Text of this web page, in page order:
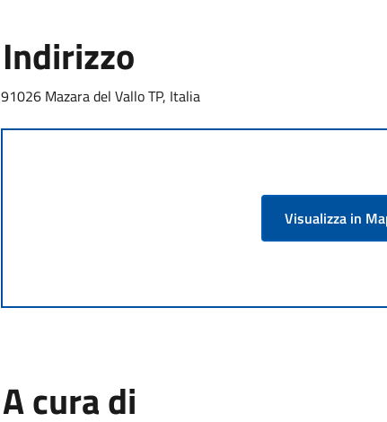
Indirizzo
91026 Mazara del Vallo TP, Italia
Visualizza in
A cura di